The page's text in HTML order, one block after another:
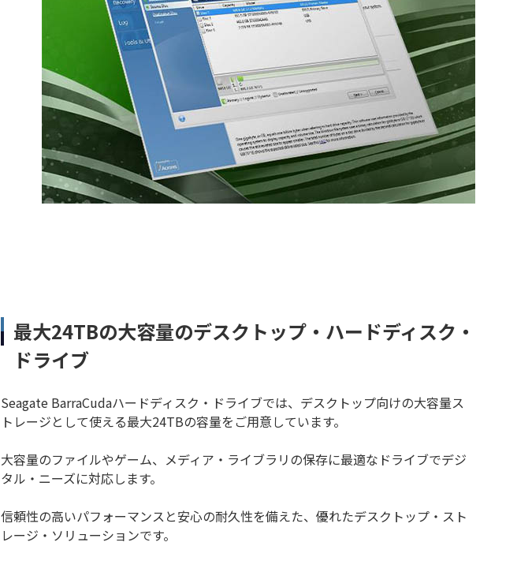
最大24TBの大容量のデスクトップ・ハードディスク・
ドライブ
Seagate BarraCudaハードディスク・ドライブでは、デスクトップ向けの大容量ス
トレージとして使える最大24TBの容量をご用意しています。
大容量のファイルやゲーム、メディア・ライブラリの保存に最適なドライブでデジ
タル・ニーズに対応します。
信頼性の高いパフォーマンスと安心の耐久性を備えた、優れたデスクトップ・スト
レージ・ソリューションです。